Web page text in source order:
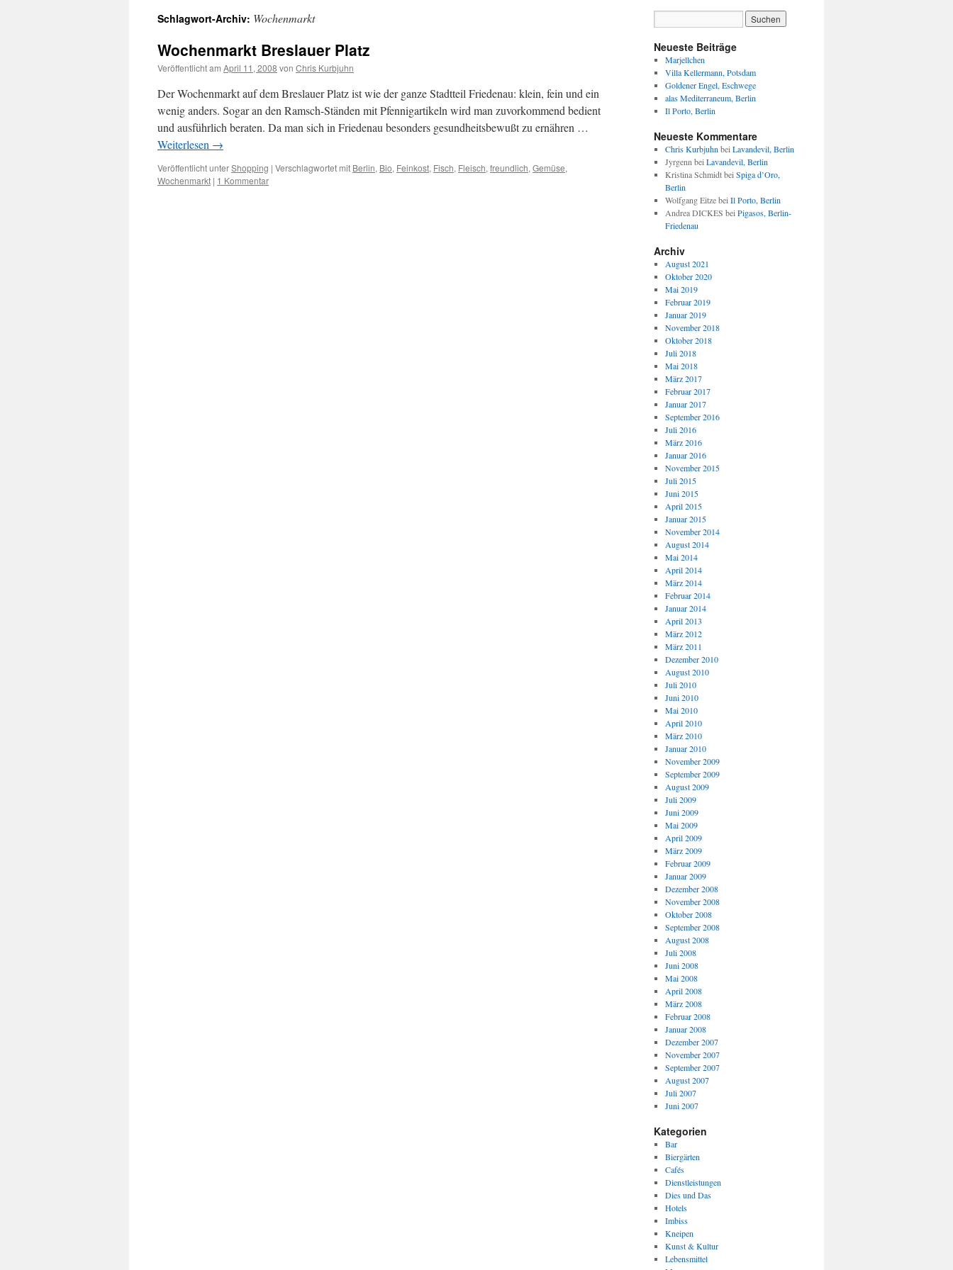
Schlagwort-Archiv: Wochenmarkt
Wochenmarkt Breslauer Platz
Veröffentlicht am April 11, 2008 von Chris Kurbjuhn
Der Wochenmarkt auf dem Breslauer Platz ist wie der ganze Stadtteil Friedenau: klein, fein und ein
wenig anders. Sogar an den Ramsch-Ständen mit Pfennigartikeln wird man zuvorkommend bedient
und ausführlich beraten. Da man sich in Friedenau besonders gesundheitsbewußt zu ernähren …
Weiterlesen →
Veröffentlicht unterShopping | Verschlagwortet mit Berlin, Bio, Feinkost, Fisch, Fleisch, freundlich, Gemüse,
Wochenmarkt | 1 Kommentar
Neueste Beiträge
Marjellchen
Villa Kellermann, Potsdam
Goldener Engel, Eschwege
alas Mediterraneum, Berlin
Il Porto, Berlin
Neueste Kommentare
Chris Kurbjuhn bei Lavandevil, Berlin
Jyrgenn bei Lavandevil, Berlin
Kristina Schmidtbei Spiga d’Oro,
Berlin
Wolfgang Eitzebei Il Porto, Berlin
Andrea DICKES bei Pigasos, Berlin-
Friedenau
Archiv
August 2021
Oktober 2020
Mai 2019
Februar 2019
Januar 2019
November 2018
Oktober 2018
Juli 2018
Mai 2018
März 2017
Februar 2017
Januar 2017
September 2016
Juli 2016
März 2016
Januar 2016
November 2015
Juli 2015
Juni 2015
April 2015
Januar 2015
November 2014
August 2014
Mai 2014
April 2014
März 2014
Februar 2014
Januar 2014
April 2013
März 2012
März 2011
Dezember 2010
August 2010
Juli 2010
Juni 2010
Mai 2010
April 2010
März 2010
Januar 2010
November 2009
September 2009
August 2009
Juli 2009
Juni 2009
Mai 2009
April 2009
März 2009
Februar 2009
Januar 2009
Dezember 2008
November 2008
Oktober 2008
September 2008
August 2008
Juli 2008
Juni 2008
Mai 2008
April 2008
März 2008
Februar 2008
Januar 2008
Dezember 2007
November 2007
September 2007
August 2007
Juli 2007
Juni 2007
Kategorien
Bar
Biergärten
Cafés
Dienstleistungen
Dies und Das
Hotels
Imbiss
Kneipen
Kunst & Kultur
Lebensmittel